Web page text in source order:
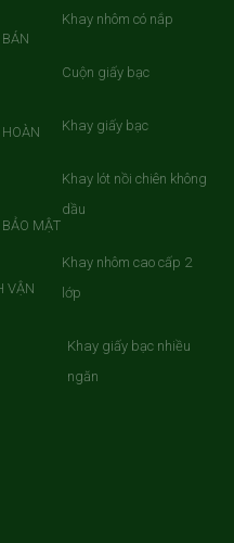
MẬT
VẬN
Khay nhôm có nắp
Cuộn giấy bạc
Khay giấy bạc
Khay lót nồi chiên không
dầu
Khay nhôm cao cấp 2
lớp
Khay giấy bạc nhiều
ngăn